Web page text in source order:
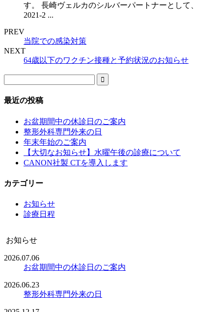
す。 長崎ヴェルカのシルバーパートナーとして、
2021-2 ...
PREV
当院での感染対策
NEXT
64歳以下のワクチン接種と予約状況のお知らせ
最近の投稿
お盆期間中の休診日のご案内
整形外科専門外来の日
年末年始のご案内
【大切なお知らせ】水曜午後の診療について
CANON社製 CTを導入します
カテゴリー
お知らせ
診療日程
お知らせ
2026.07.06
お盆期間中の休診日のご案内
2026.06.23
整形外科専門外来の日